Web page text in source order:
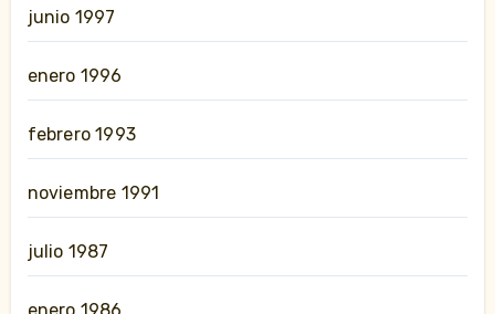
junio 1997
enero 1996
febrero 1993
noviembre 1991
julio 1987